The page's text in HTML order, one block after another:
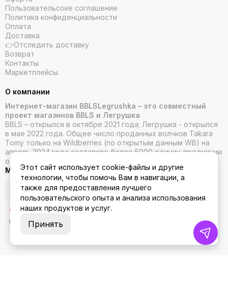
Пользовательсоке соглашение
Политика конфиденциальности
Оплата
Доставка
👉Отследить доставку
Возврат
Контакты
Маркетплейсы
О компании
Интернет-магазин BBLSLegrushka – это совместный
проект магазинов BBLS и Легрушка
BBLS – открылся в октябре 2021 года; Легрушка - открылся
в мае 2022 года. Общее число проданных волчков Takara
Tomy только на Wildberries (по открытым данным WB) на
апрель 2024 года составило более 5000 единиц продукции
от Такара Томи.
Мы в социальных сетях
Этот сайт использует cookie-файлы и другие
технологии, чтобы помочь Вам в навигации, а
также для предоставления лучшего
пользовательского опыта и анализа использования
наших продуктов и услуг.
Принять